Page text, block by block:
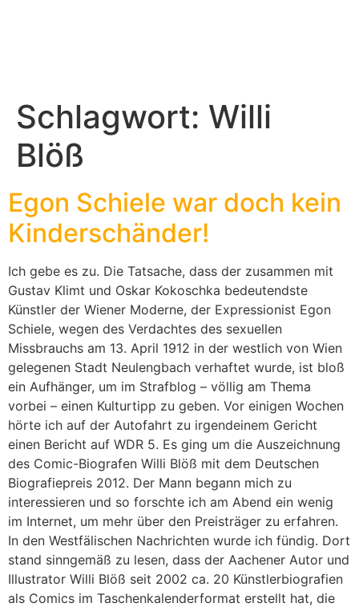
Schlagwort: Willi
Blöß
Egon Schiele war doch kein
Kinderschänder!
Ich gebe es zu. Die Tatsache, dass der zusammen mit
Gustav Klimt und Oskar Kokoschka bedeutendste
Künstler der Wiener Moderne, der Expressionist Egon
Schiele, wegen des Verdachtes des sexuellen
Missbrauchs am 13. April 1912 in der westlich von Wien
gelegenen Stadt Neulengbach verhaftet wurde, ist bloß
ein Aufhänger, um im Strafblog – völlig am Thema
vorbei – einen Kulturtipp zu geben. Vor einigen Wochen
hörte ich auf der Autofahrt zu irgendeinem Gericht
einen Bericht auf WDR 5. Es ging um die Auszeichnung
des Comic-Biografen Willi Blöß mit dem Deutschen
Biografiepreis 2012. Der Mann begann mich zu
interessieren und so forschte ich am Abend ein wenig
im Internet, um mehr über den Preisträger zu erfahren.
In den Westfälischen Nachrichten wurde ich fündig. Dort
stand sinngemäß zu lesen, dass der Aachener Autor und
Illustrator Willi Blöß seit 2002 ca. 20 Künstlerbiografien
als Comics im Taschenkalenderformat erstellt hat, die